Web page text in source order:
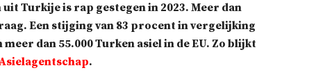
Turkije is rap gestegen in 2023. Meer dan
Een stijging van 83 procent in vergelijking
dan 55.000 Turken asiel in de EU. Zo blijkt
.